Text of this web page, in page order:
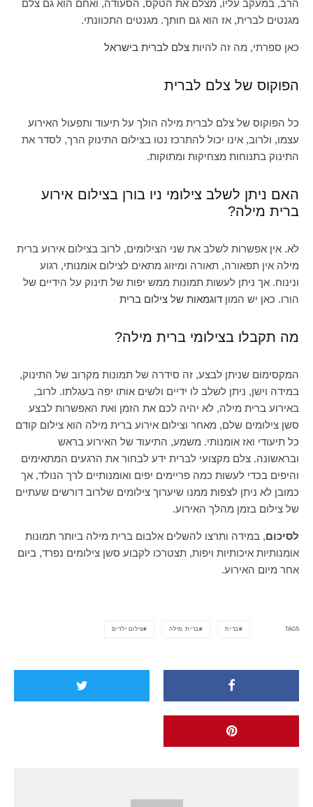
הרב, במעקב עליו, מצלם את הטקס, הסעודה, ואחם הוא גם צלם
מגנטים לברית, אז הוא גם חותך. מגנטים התכוונתי.
כאן ספרתי, מה זה להיות צלם לברית בישראל
הפוקוס של צלם לברית
כל הפוקוס של צלם לברית מילה הולך על תיעוד ותפעול האירוע
עצמו, ולרוב, אינו יכול להתרכז נטו בצילום התינוק הרך, לסדר את
התינוק בתנוחות מצחיקות ומתוקות.
האם ניתן לשלב צילומי ניו בורן בצילום אירוע
ברית מילה?
לא. אין אפשרות לשלב את שני הצילומים, לרוב בצילום אירוע ברית
מילה אין תפאורה, תאורה ומיזוג מתאים לצילום אומנותי, רגוע
ונינוח. אך ניתן לעשות תמונות ממש יפות של תינוק על הידיים של
הורו. כאן יש המון דוגמאות של צילום ברית
מה תקבלו בצילומי ברית מילה?
המקסימום שניתן לבצע, זה סידרה של תמונות מקרוב של התינוק,
במידה וישן, ניתן לשלב לו ידיים ולשים אותו יפה בעגלתו. לרוב,
באירוע ברית מילה, לא יהיה לכם את הזמן ואת האפשרות לבצע
סשן צילומים שלם, מאחר וצילום אירוע ברית מילה הוא צילום קודם
כל תיעודי ואז אומנותי. משמע, התיעוד של האירוע בראש
ובראשונה. צלם מקצועי לברית ידע לבחור את הרגעים המתאימים
והיפים בכדי לעשות כמה פריימים יפים ואומנותיים לרך הנולד, אך
כמובן לא ניתן לצפות ממנו שיערוך צילומים שלרוב דורשים שעתיים
של צילום בזמן מהלך האירוע.
לסיכום, במידה ותרצו להשלים אלבום ברית מילה ביותר תמונות
אומנותיות איכותיות ויפות, תצטרכו לקבוע סשן צילומים נפרד, ביום
אחר מיום האירוע.
TAGS ברית ברית מילה צילום ילדים